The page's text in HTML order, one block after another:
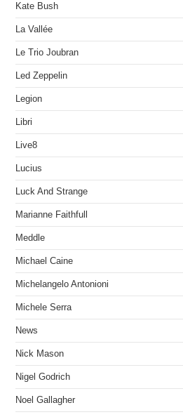
Kate Bush
La Vallée
Le Trio Joubran
Led Zeppelin
Legion
Libri
Live8
Lucius
Luck And Strange
Marianne Faithfull
Meddle
Michael Caine
Michelangelo Antonioni
Michele Serra
News
Nick Mason
Nigel Godrich
Noel Gallagher